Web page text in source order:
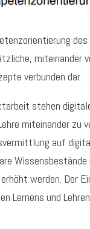
miteinander
verbunden dar.
stehen
miteinander zu
auf
werden. Der
Lernens und